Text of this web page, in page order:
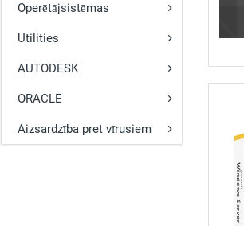
Operētājsistēmas
Utilities
AUTODESK
ORACLE
Aizsardzība pret vīrusiem